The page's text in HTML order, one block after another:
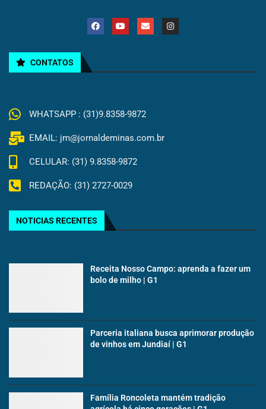
CONTATOS
WHATSAPP : (31)9.8358-9872
EMAIL: jm@jornaldeminas.com.br
CELULAR: (31) 9.8358-9872
REDAÇÃO: (31) 2727-0029
NOTICIAS RECENTES
Receita Nosso Campo: aprenda a fazer um
bolo de milho | G1
Parceria italiana busca aprimorar produção
de vinhos em Jundiaí | G1
Família Roncoleta mantém tradição